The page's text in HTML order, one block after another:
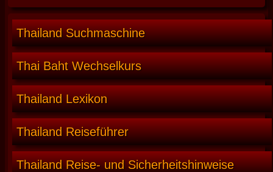
Thailand Suchmaschine
Thai Baht Wechselkurs
Thailand Lexikon
Thailand Reiseführer
Thailand Reise- und Sicherheitshinweise